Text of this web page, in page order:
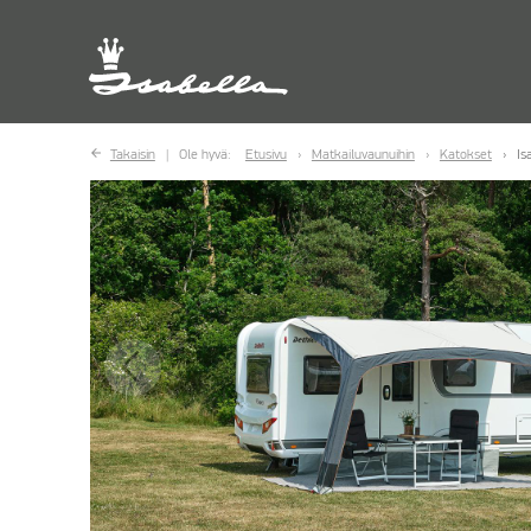
Takaisin Ole hyvä: Etusivu Matkailuvaunuihin Katokset